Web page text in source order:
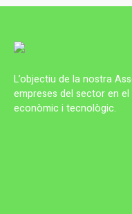
L’objectiu de la nostra
empreses del sector en
econòmic i tecnològic.